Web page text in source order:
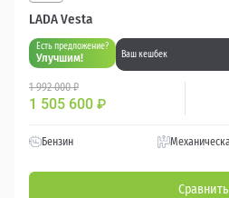
LADA Vesta
Есть предложение?
Улучшим! Ваш кешбек
1 992 000 ₽
1 505 600 ₽
Бензин
Сравнить